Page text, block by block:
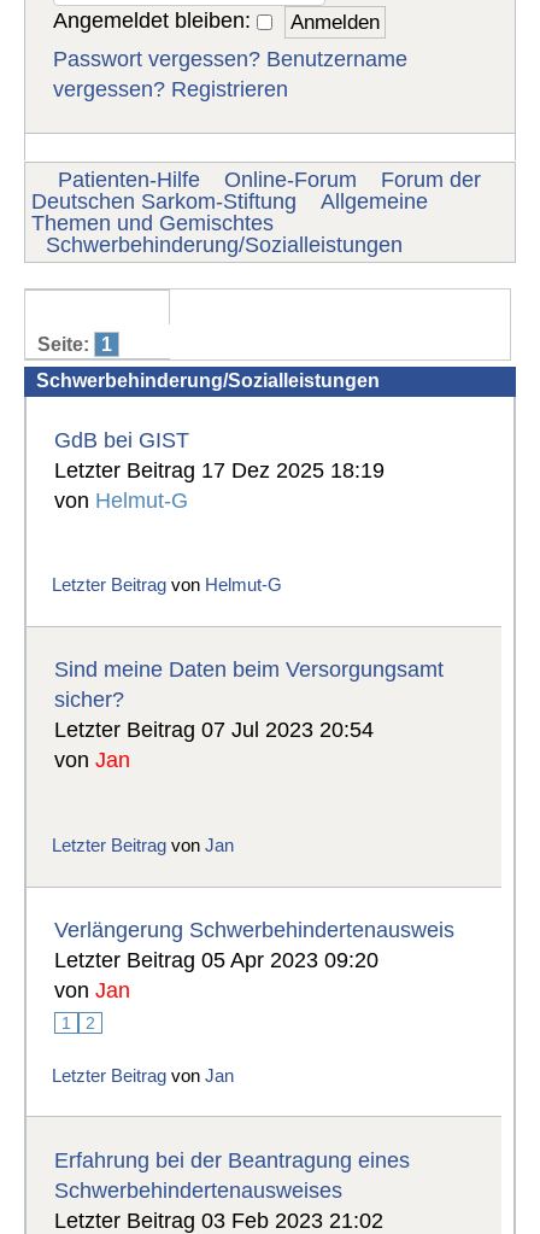
Angemeldet bleiben:
Passwort vergessen? Benutzername
vergessen? Registrieren
Patienten-Hilfe Online-Forum
Forum der
Deutschen Sarkom-Stiftung
Allgemeine
Themen und Gemischtes
Schwerbehinderung/Sozialleistungen
Seite:
1
Schwerbehinderung/Sozialleistungen
GdB bei GIST
Letzter Beitrag 17 Dez 2025 18:19
von Helmut-G
Letzter Beitrag von Helmut-G
Sind meine Daten beim Versorgungsamt
sicher?
Letzter Beitrag 07 Jul 2023 20:54
vonJan
Letzter Beitrag vonJan
Verlängerung Schwerbehindertenausweis
Letzter Beitrag 05 Apr 2023 09:20
vonJan
1 2
Letzter Beitrag vonJan
Erfahrung bei der Beantragung eines
Schwerbehindertenausweises
Letzter Beitrag 03 Feb 2023 21:02